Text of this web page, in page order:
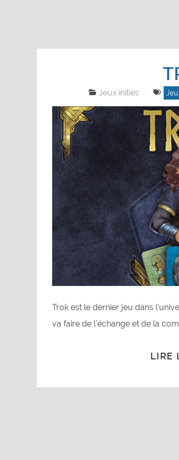
Jeux initiés
Trok est le dernier jeu dans
va faire de l’échange et de la
LIRE